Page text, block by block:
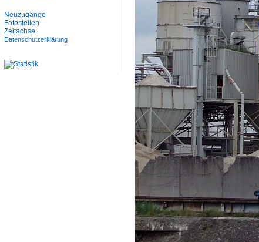
Neuzugänge
Fotostellen
Zeitachse
Datenschutzerklärung